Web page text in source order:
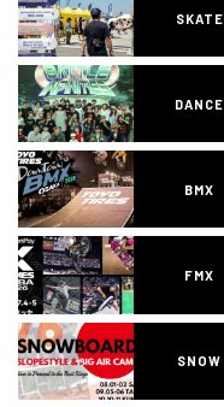
SKATE
DANCE
BMX
FMX
SNOW